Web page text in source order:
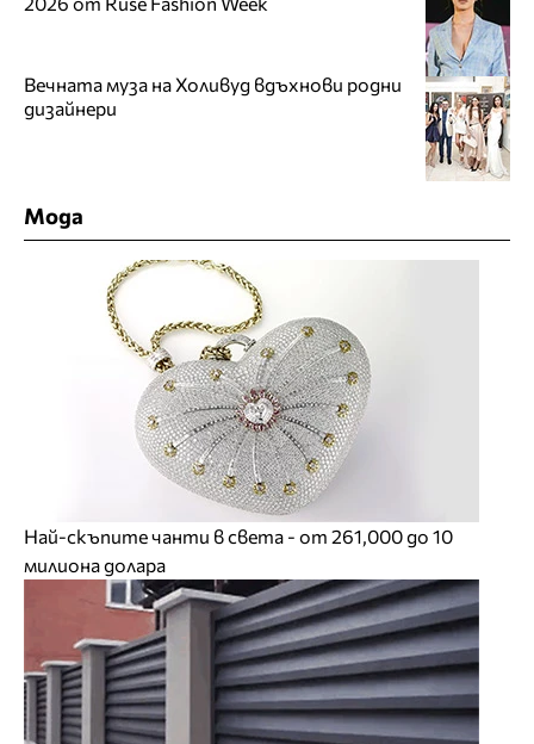
Вечната муза на Холивуд вдъхнови родни
дизайнери
Мода
Най-скъпите чанти в света - от 261,000 до 10
милиона долара